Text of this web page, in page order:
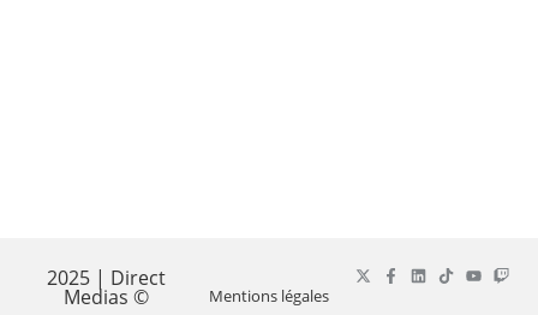
2025 | Direct
Medias © Mentions légales